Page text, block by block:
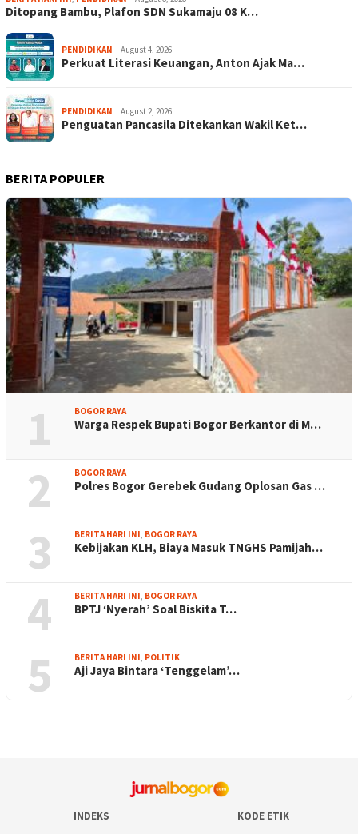
Ditopang Bambu, Plafon SDN Sukamaju 08 K…
PENDIDIKAN August 4, 2026
Perkuat Literasi Keuangan, Anton Ajak Ma…
PENDIDIKAN August 2, 2026
Penguatan Pancasila Ditekankan Wakil Ket…
BERITA POPULER
1 BOGOR RAYA
Warga Respek Bupati Bogor Berkantor di M…
2 BOGOR RAYA
Polres Bogor Gerebek Gudang Oplosan Gas …
3 BERITA HARI INI, BOGOR RAYA
Kebijakan KLH, Biaya Masuk TNGHS Pamijah…
4 BERITA HARI INI, BOGOR RAYA
BPTJ ‘Nyerah’ Soal Biskita T…
5 BERITA HARI INI, POLITIK
Aji Jaya Bintara ‘Tenggelam’…
INDEKS
KODE ETIK